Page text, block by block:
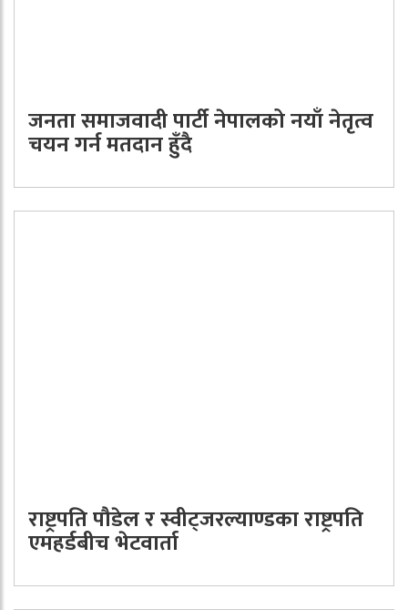
जनता समाजवादी पार्टी नेपालको नयाँ नेतृत्व
चयन गर्न मतदान हुँदै
राष्ट्रपति पौडेल र स्वीट्जरल्याण्डका राष्ट्रपति
एमहर्डबीच भेटवार्ता